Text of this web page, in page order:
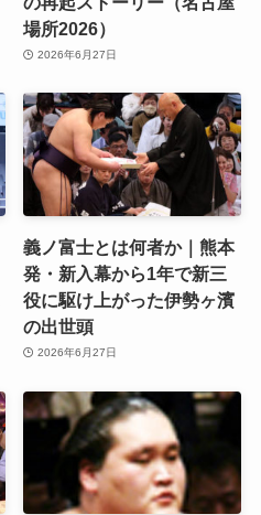
場所2026）
2026年6月27日
義ノ富士とは何者か｜熊本
発・新入幕から1年で新三
役に駆け上がった伊勢ヶ濱
の出世頭
2026年6月27日